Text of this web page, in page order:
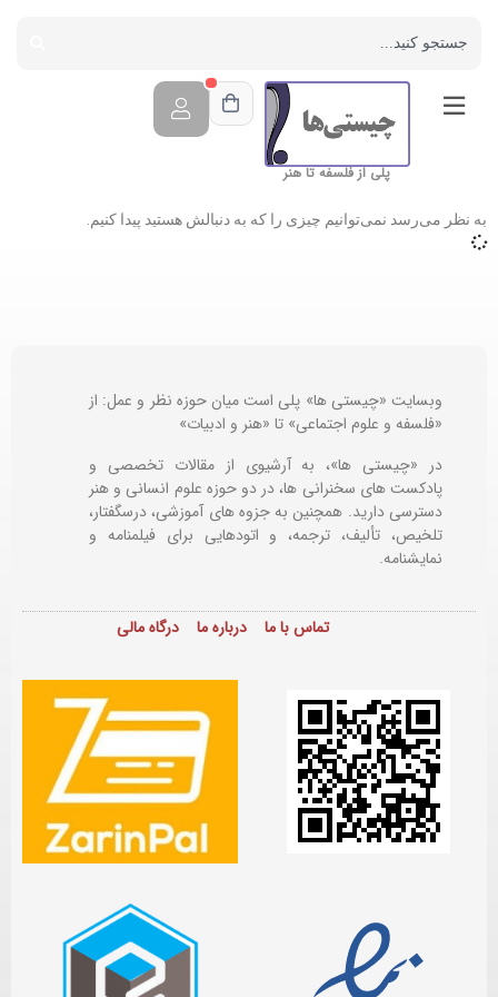
پلی از فلسفه تا هنر
به نظر می‌رسد نمی‌توانیم چیزی را که به دنبالش هستید پیدا کنیم.
وبسایت «چیستی ها» پلی است میان حوزه نظر و عمل: از
«فلسفه و علوم اجتماعی» تا «هنر و ادبیات»
در «چیستی ها»، به آرشیوی از مقالات تخصصی و
پادکست های سخنرانی ها، در دو حوزه علوم انسانی و هنر
دسترسی دارید. همچنین به جزوه های آموزشی، درسگفتار،
تلخیص، تألیف، ترجمه، و اتودهایی برایفیلمنامه و
نمایشنامه.
تماس با ما درباره ما درگاه مالی